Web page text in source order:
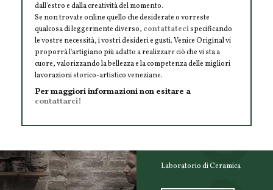
dall'estro e dalla creatività del momento.
Se non trovate online quello che desiderate o vorreste
qualcosa di leggermente diverso, contattatecispecificando
le vostre necessità, i vostri desideri e gusti. Venice Original vi
proporrà l'artigiano più adatto a realizzare ciò che vi sta a
cuore, valorizzando la bellezza e la competenza delle migliori
lavorazioni storico-artistico veneziane.
Per maggiori informazioni non esitare a
contattarci!
Laboratorio di Ceramica